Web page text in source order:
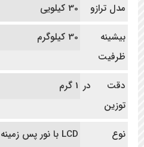
مدل ترازو
30 کیلویی
بیشینه
ظرفیت
30 کیلوگرم
دقت در
توزین
1 گرم
نوع
LCD با نور پس زمینه